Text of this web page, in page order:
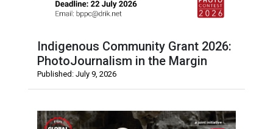
Indigenous Community Grant 2026:
PhotoJournalism in the Margin
Published: July 9, 2026